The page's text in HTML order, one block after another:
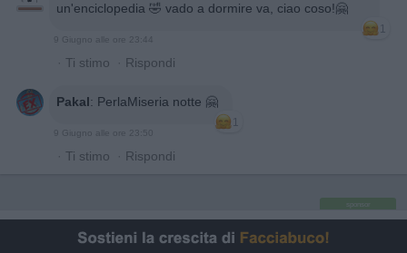
un'enciclopedia 🤣 vado a dormire va, ciao coso!🤗
1
9 Giugno alle ore 23:44
· Ti stimo · Rispondi
Pakal: PerlaMiseria notte 🤗
1
9 Giugno alle ore 23:50
· Ti stimo · Rispondi